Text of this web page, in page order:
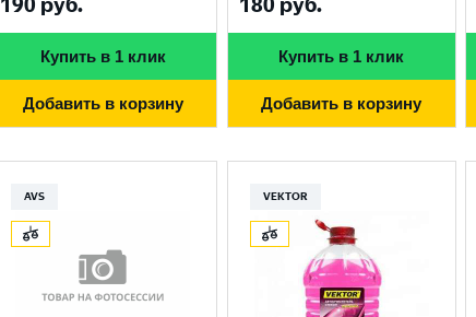
190 руб.
Купить в 1 клик
Добавить в корзину
180 руб.
Купить в 1 клик
Добавить в корзину
AVS VEKTOR